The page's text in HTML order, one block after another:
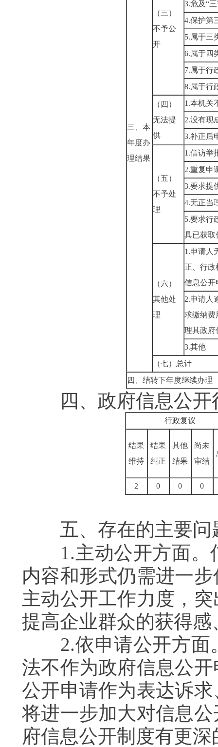
三、本
年度办
理结果
（三）
不予公
开
3.危及“
4.保护第
5.属于三
6.属于四
7.属于行
8.属于行
（四）
无法提
供
1.本机关
2.没有现
3.补正后
（五）
不予处
理
1.信访举
2.重复申
3.要求提
4.无正当
5.要求行
具已获取
（六）
其他处
理
1.申请人
正、行政
信息公开
2.申请人
求缴纳费
理其政府
3.其他
（七）总计
四、结转下年度继续办理
四、政府信息公开
行政复议
结果
维持
结果
纠正
其他
结果
尚未
审结
2 0 0 0
五、存在的主要问
1.主动公开方面。
内容和形式仍需进一
主动公开工作力度，
提高企业群众的获得感
2.依申请公开方面
法不作为政府信息公
公开申请作为表达诉
将进一步加大对信息
府信息公开制度有更深